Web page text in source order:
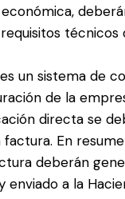
técnicos
un sistema de
de la
directa se
En
deberán
a la